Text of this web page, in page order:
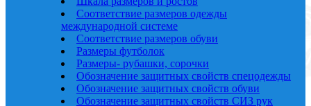
Соответствие размеров одежды
международной системе
Соответствие размеров обуви
Размеры футболок
Размеры- рубашки, сорочки
Обозначение защитных свойств спецодежды
Обозначение защитных свойств обуви
Обозначение защитных свойств СИЗ рук